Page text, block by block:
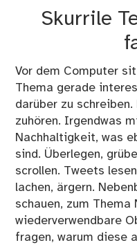
Skurrile
Vor dem Computer
Thema gerade
darüber zu
zuhören. Irgendwas
Nachhaltigkeit, was
sind. Überlegen,
scrollen. Tweets
lachen, ärgern.
schauen, zum
wiederverwendbare
fragen, warum diese